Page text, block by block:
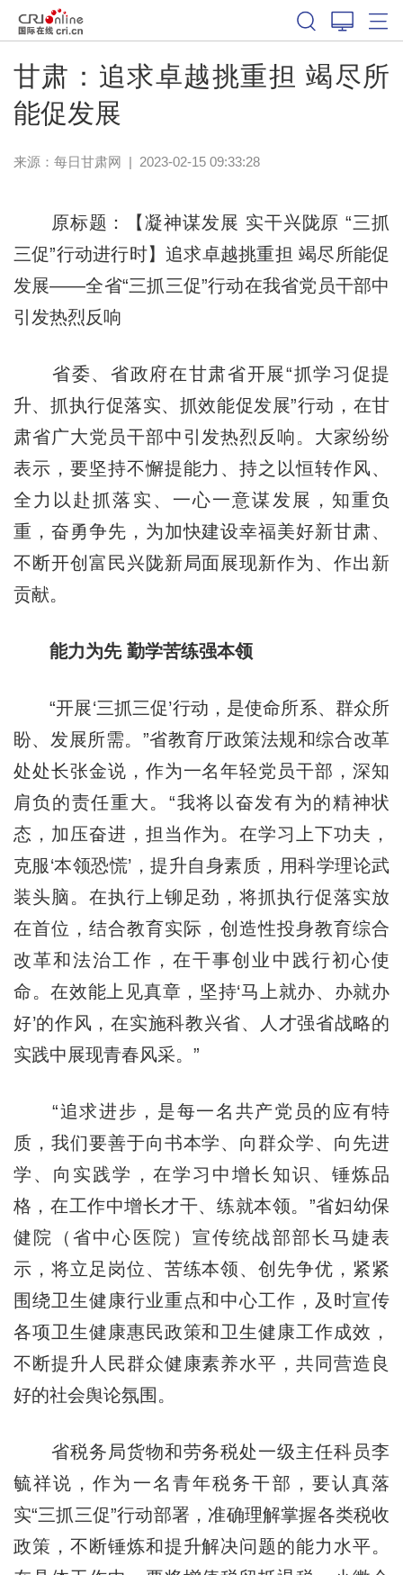
甘肃：追求卓越挑重担 竭尽所
能促发展
来源： 每日甘肃网 | 2023-02-15 09:33:28
原标题：【凝神谋发展 实干兴陇原 “三抓
三促”行动进行时】追求卓越挑重担 竭尽所能促
发展——全省“三抓三促”行动在我省党员干部中
引发热烈反响
省委、省政府在甘肃省开展“抓学习促提
升、抓执行促落实、抓效能促发展”行动，在甘
肃省广大党员干部中引发热烈反响。大家纷纷
表示，要坚持不懈提能力、持之以恒转作风、
全力以赴抓落实、一心一意谋发展，知重负
重，奋勇争先，为加快建设幸福美好新甘肃、
不断开创富民兴陇新局面展现新作为、作出新
贡献。
能力为先 勤学苦练强本领
“开展‘三抓三促’行动，是使命所系、群众所
盼、发展所需。”省教育厅政策法规和综合改革
处处长张金说，作为一名年轻党员干部，深知
肩负的责任重大。“我将以奋发有为的精神状
态，加压奋进，担当作为。在学习上下功夫，
克服‘本领恐慌’，提升自身素质，用科学理论武
装头脑。在执行上铆足劲，将抓执行促落实放
在首位，结合教育实际，创造性投身教育综合
改革和法治工作，在干事创业中践行初心使
命。在效能上见真章，坚持‘马上就办、办就办
好’的作风，在实施科教兴省、人才强省战略的
实践中展现青春风采。”
“追求进步，是每一名共产党员的应有特
质，我们要善于向书本学、向群众学、向先进
学、向实践学，在学习中增长知识、锤炼品
格，在工作中增长才干、练就本领。”省妇幼保
健院（省中心医院）宣传统战部部长马婕表
示，将立足岗位、苦练本领、创先争优，紧紧
围绕卫生健康行业重点和中心工作，及时宣传
各项卫生健康惠民政策和卫生健康工作成效，
不断提升人民群众健康素养水平，共同营造良
好的社会舆论氛围。
省税务局货物和劳务税处一级主任科员李
毓祥说，作为一名青年税务干部，要认真落
实“三抓三促”行动部署，准确理解掌握各类税收
政策，不断锤炼和提升解决问题的能力水平。